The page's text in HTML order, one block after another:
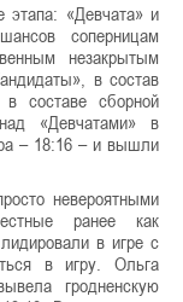
этапа: «Девчата» и
соперницам
незакрытым
в состав
составе сборной
«Девчатами» в
– 18:16 – и вышли
невероятными
ранее как
в игре с
в игру. Ольга
гродненскую